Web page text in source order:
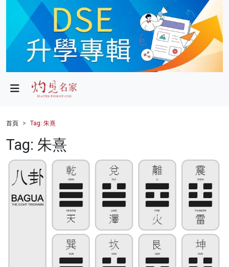
政局
財經
健康
商業
科技
首頁 Tag: 朱熹
Tag: 朱熹